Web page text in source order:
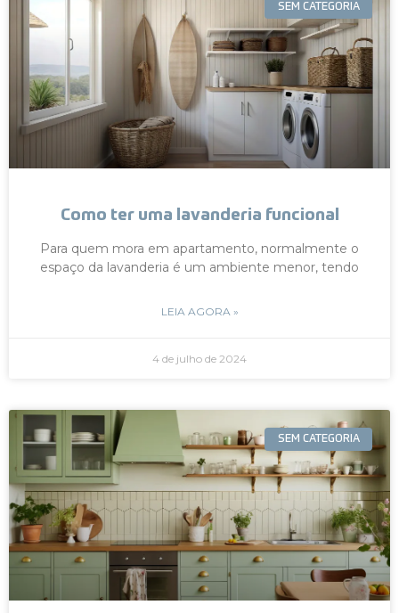
SEM CATEGORIA
Como ter uma lavanderia funcional
Para quem mora em apartamento, normalmente o
espaço da lavanderia é um ambiente menor, tendo
LEIA AGORA »
4 de julho de 2024
SEM CATEGORIA